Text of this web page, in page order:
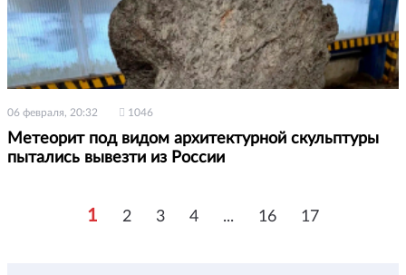
06 февраля, 20:32 1046
Метеорит под видом архитектурной скульптуры
пытались вывезти из России
1 2 3 4 ... 16 17